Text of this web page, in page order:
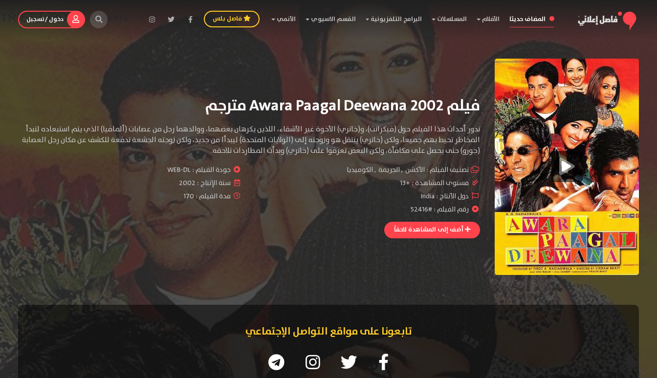
المضاف حديثا الأفلام المسلسلات البرامج التلفزيونية القسم الاسيوي الأنمي فاصل بلس دخول / تسجيل
فيلم Awara Paagal Deewana 2002 مترجم
تدور أحداث هذا الفيلم حول (فيكرانت)، و(خاتري) الأخوة غير الأشقاء، اللذين يكرهان بعضهما، ووالدهما رجل من عصابات (ألمافيا) الذي يتم استبعاده لتبدأ
المخاطر تحيط بهم جميعا، ولكن (خاتري) ينتقل هو وزوجته إلى (الولايات المتحدة) ليبدأا من جديد، ولكن زوجته الجشعة تدفعة للكشف عن مكان رجل العصابة
(جورو) حتى يحصل على مكافأة، ولكن البعض تعرفوا على (خاتري) وبدأت المطاردات تلاحقه.
تصنيف الفيلم : الأكشن ,الجريمة ,الكوميديا جودة الفيلم :WEB-DL
مستوى المشاهدة :+13 سنة الإنتاج : 2002
دول الأنتاج : India
مدة الفيلم : 170
رقم الفيلم : #52416
أضف إلى المشاهدة لاحقاً
تابعونا على مواقع التواصل الإجتماعي